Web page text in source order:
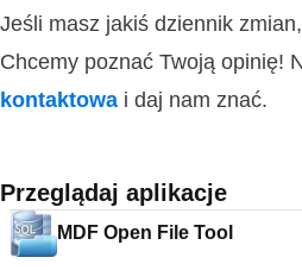
Jeśli masz jakiś dziennik
Chcemy poznać Twoją opinię!
kontaktowa i daj nam znać.
Przeglądaj aplikacje
MDF Open File Tool